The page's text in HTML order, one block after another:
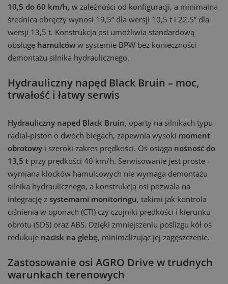
10,5 do 60 km/h, w zależności od konfiguracji, a minimalna
średnica obręczy wynosi 19,5” dla wersji 10,5 t i 22,5” dla
wersji 13,5 t. Konstrukcja osi umożliwia standardową
obsługę hamulców w systemie BPW bez konieczności
demontażu silnika hydraulicznego.
Hydrauliczny napęd Black Bruin – moc,
trwałość i łatwy serwis
Hydrauliczny napęd Black Bruin, oparty na silnikach typu
radial-piston o dwóch biegach, zapewnia wysoki moment
obrotowy i szeroki zakres prędkości. Oś osiąga nośność do
13,5 t przy prędkości 40 km/h. Serwisowanie jest proste -
wymiana klocków hamulcowych nie wymaga demontażu
silnika hydraulicznego, a konstrukcja osi pozwala na
integrację z systemami monitoringu, takimi jak kontrola
ciśnienia w oponach (CTI) czy czujniki prędkości i kierunku
obrotu (SDS) oraz ABS. Dzięki zmniejszeniu poślizgu kół oś
redukuje nacisk na glebę, minimalizując jej zagęszczenie.
Zastosowanie osi AGRO Drive w trudnych
warunkach terenowych